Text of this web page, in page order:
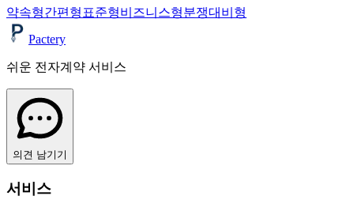
약속형간편형 표준형비즈니스형분쟁대비형
Pactery
쉬운 전자계약 서비스
의견 남기기
서비스